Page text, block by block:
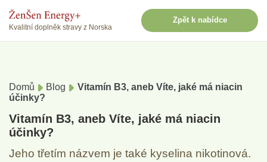
Kvalitní doplněk stravy z Norska
Zpět k nabídce
Domů Blog
Vitamín B3, aneb Víte, jaké má niacin
účinky?
Vitamín B3, aneb Víte, jaké má niacin
účinky?
Jeho třetím názvem je také kyselina nikotinová.